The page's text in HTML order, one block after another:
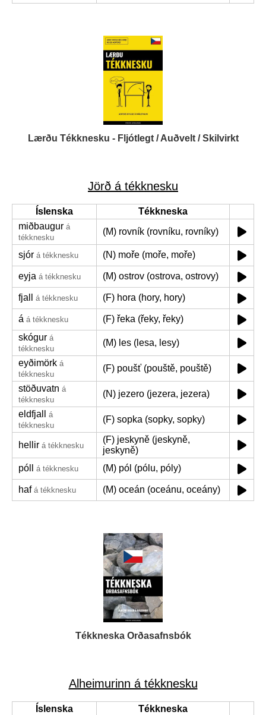
Lærðu Tékknesku - Fljótlegt / Auðvelt / Skilvirkt
Jörð á tékknesku
Íslenska
Tékkneska
miðbaugur á
tékknesku
(M) rovník (rovníku, rovníky)
sjór á tékknesku (N) moře (moře, moře)
eyja á tékknesku (M) ostrov (ostrova, ostrovy)
fjall á tékknesku (F) hora (hory, hory)
á á tékknesku
(F) řeka (řeky, řeky)
skógur á
tékknesku
(M) les (lesa, lesy)
eyðimörk á
tékknesku
(F) poušť (pouště, pouště)
stöðuvatn á
tékknesku
(N) jezero (jezera, jezera)
eldfjall
á
tékknesku
(F) sopka (sopky, sopky)
hellir á tékknesku
(F) jeskyně (jeskyně,
jeskyně)
póll
á tékknesku (M) pól (pólu, póly)
haf á tékknesku (M) oceán (oceánu, oceány)
Tékkneska Orðasafnsbók
Alheimurinn á tékknesku
Íslenska
Tékkneska